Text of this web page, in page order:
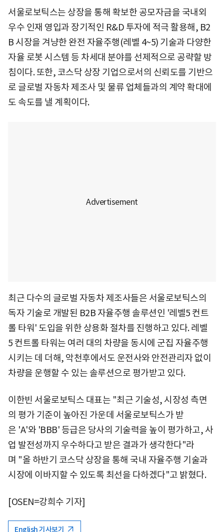
서울로보틱스는 상장을 통해 확보한 공모자금을 국내외
우수 인재 영입과 장기적인 R&D 투자에 적극 활용해, B2
B 시장을 겨냥한 완전 자율주행(레벨 4~5) 기술과 다양한
자율 로봇 시스템 등 차세대 분야를 선제적으로 공략할 방
침이다. 또한, 코스닥 상장 기업으로서의 신뢰도를 기반으
로 글로벌 자동차 제조사 및 물류 업체들과의 계약 확대에
도 속도를 낼 계획이다.
최근 다수의 글로벌 자동차 제조사들은 서울로보틱스의
독자 기술로 개발된 B2B 자율주행 솔루션인 '레벨5 컨트
롤 타워' 도입을 위한 상용화 절차를 진행하고 있다. 레벨
5 컨트롤 타워는 여러 대의 차량을 동시에 군집 자율주행
시키는 데 더해, 악천후에서도 운전사와 안전관리자 없이
차량을 운행할 수 있는 솔루션으로 평가받고 있다.
이한빈 서울로보틱스 대표는 "최근 기술성, 시장성 측면
의 평가 기준이 높아진 가운데 서울로보틱스가 받
은 'A'와 'BBB' 등급은 당사의 기술력을 높이 평가하고, 사
업 발전성까지 우수하다고 받은 결과가 생각한다"라
며 "올 하반기 코스닥 상장을 통해 국내 자율주행 기술과
시장에 이바지할 수 있도록 최선을 다하겠다"고 밝혔다.
[OSEN=강희수 기자]
English 기사보기